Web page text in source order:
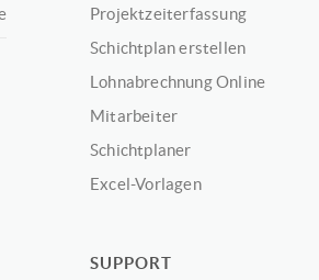
Projektzeiterfassung
Schichtplan erstellen
Lohnabrechnung Online
Mitarbeiter
Schichtplaner
Excel-Vorlagen
SUPPORT